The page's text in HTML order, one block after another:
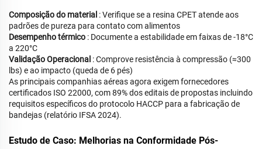
Composição do material : Verifique se a resina CPET atende aos
padrões de pureza para contato com alimentos
Desempenho térmico : Documente a estabilidade em faixas de -18°C
a 220°C
Validação Operacional : Comprove resistência à compressão (≈300
lbs) e ao impacto (queda de 6 pés)
As principais companhias aéreas agora exigem fornecedores
certificados ISO 22000, com 89% dos editais de propostas incluindo
requisitos específicos do protocolo HACCP para a fabricação de
bandejas (relatório IFSA 2024).
Estudo de Caso: Melhorias na Conformidade Pós-